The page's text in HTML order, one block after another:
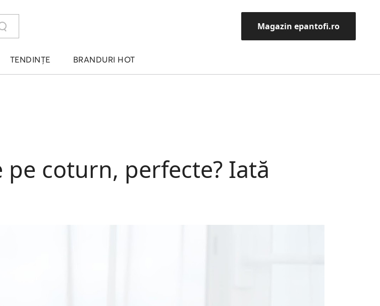
Magazin epantofi.ro
TENDINȚE BRANDURI HOT
pe coturn, perfecte? Iată